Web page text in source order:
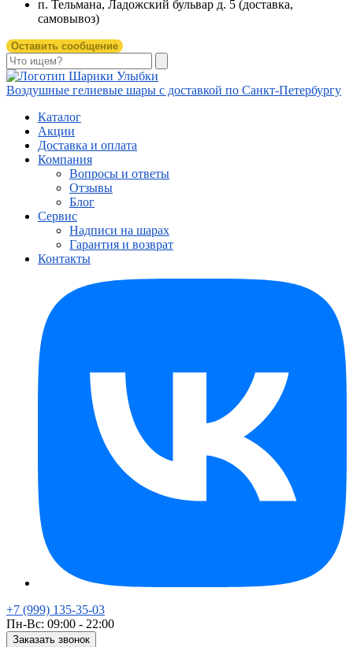
п. Тельмана, Ладожский бульвар д. 5 (доставка,
самовывоз)
Оставить сообщение
Воздушные гелиевые шары с доставкой по Санкт-Петербургу
Каталог
Акции
Доставка и оплата
Компания
Вопросы и ответы
Отзывы
Блог
Сервис
Надписи на шарах
Гарантия и возврат
Контакты
+7 (999) 135-35-03
Пн-Вс: 09:00 - 22:00
Заказать звонок